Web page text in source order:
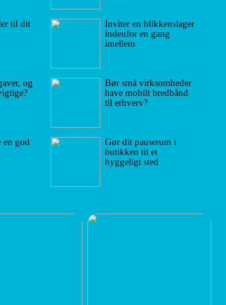
til dit
og
god
Inviter en blikkenslager
indenfor en gang
imellem
Bør små virksomheder
have mobilt bredbånd
til erhverv?
Gør dit pauserum i
butikken til et
hyggeligt sted